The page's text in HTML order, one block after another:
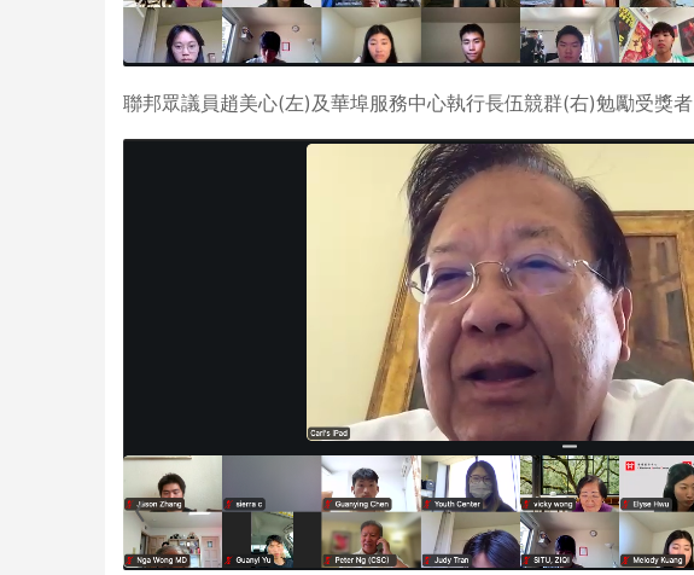
聯邦眾議員趙美心(左)及華埠服務中心執行長伍競群(右)勉勵受獎者